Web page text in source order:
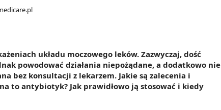
układu moczowego leków. Zazwyczaj, dość
powodować działania niepożądane, a dodatkowo nie
bez konsultacji z lekarzem. Jakie są zalecenia i
to antybiotyk? Jak prawidłowo ją stosować i kiedy